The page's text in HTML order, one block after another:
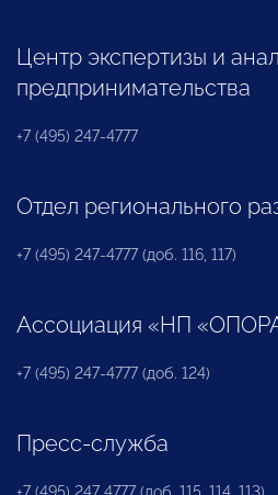
Центр экспертизы и
предпринимательства
+7 (495) 247-4777
Отдел регионального
+7 (495) 247-4777 (доб. 116, 117)
Ассоциация «НП
+7 (495) 247-4777 (доб. 124)
Пресс-служба